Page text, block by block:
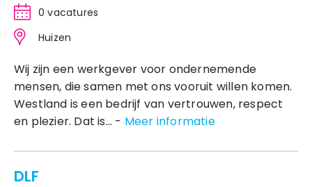
0 vacatures
Huizen
Wij zijn een werkgever voor ondernemende
mensen, die samen met ons vooruit willen komen.
Westland is een bedrijf van vertrouwen, respect
en plezier. Dat is... - Meer informatie
DLF